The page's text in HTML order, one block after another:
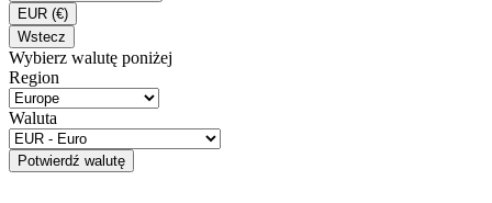
EUR (€)
Wstecz
Wybierz walutę poniżej
Region
Waluta
Potwierdź walutę